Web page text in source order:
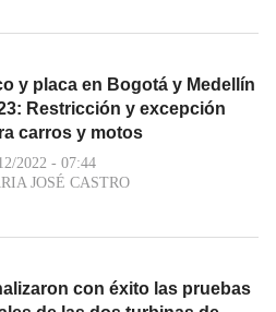
y placa en Bogotá y Medellín
Restricción y excepción
carros y motos
2022 - 07:44
JOSÉ CASTRO
con éxito las pruebas